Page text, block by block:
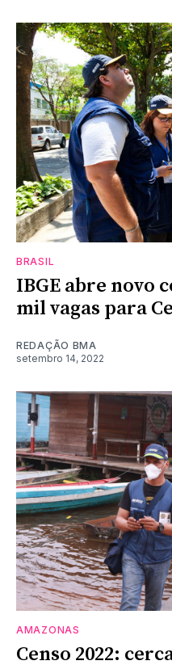
BRASIL
IBGE abre novo
mil vagas para
REDAÇÃO BMA
setembro 14, 2022
AMAZONAS
Censo 2022: